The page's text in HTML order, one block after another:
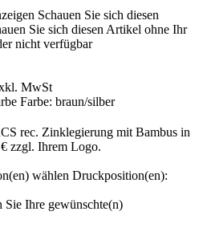
Schauen Sie sich diesen
Sie sich diesen Artikel ohne Ihr
nicht verfügbar
MwSt
Farbe: braun/silber
wählen Druckposition(en):
Sie Ihre gewünschte(n)